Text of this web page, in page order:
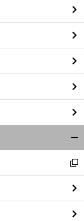
前
る
閉
る
新
し
い
ウ
ィ